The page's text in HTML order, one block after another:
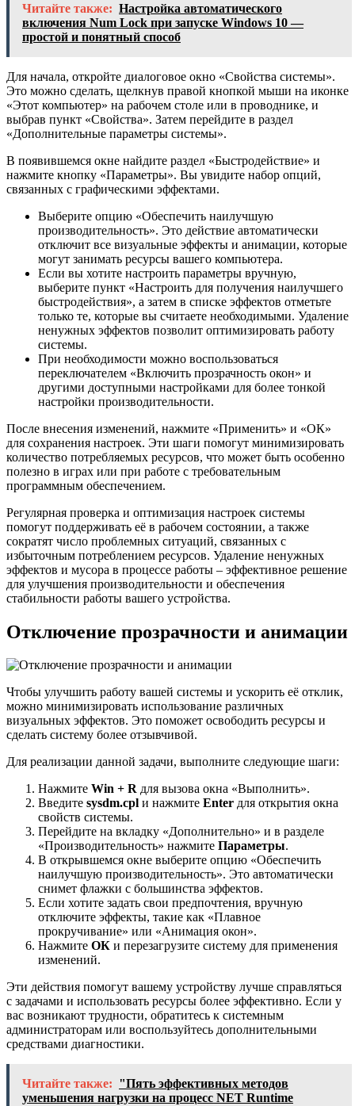
Читайте также: Настройка автоматического
включения Num Lock при запуске Windows 10 —
простой и понятный способ
Для начала, откройте диалоговое окно «Свойства системы».
Это можно сделать, щелкнув правой кнопкой мыши на иконке
«Этот компьютер» на рабочем столе или в проводнике, и
выбрав пункт «Свойства». Затем перейдите в раздел
«Дополнительные параметры системы».
В появившемся окне найдите раздел «Быстродействие» и
нажмите кнопку «Параметры». Вы увидите набор опций,
связанных с графическими эффектами.
Выберите опцию «Обеспечить наилучшую
производительность». Это действие автоматически
отключит все визуальные эффекты и анимации, которые
могут занимать ресурсы вашего компьютера.
Если вы хотите настроить параметры вручную,
выберите пункт «Настроить для получения наилучшего
быстродействия», а затем в списке эффектов отметьте
только те, которые вы считаете необходимыми. Удаление
ненужных эффектов позволит оптимизировать работу
системы.
При необходимости можно воспользоваться
переключателем «Включить прозрачность окон» и
другими доступными настройками для более тонкой
настройки производительности.
После внесения изменений, нажмите «Применить» и «ОК»
для сохранения настроек. Эти шаги помогут минимизировать
количество потребляемых ресурсов, что может быть особенно
полезно в играх или при работе с требовательным
программным обеспечением.
Регулярная проверка и оптимизация настроек системы
помогут поддерживать её в рабочем состоянии, а также
сократят число проблемных ситуаций, связанных с
избыточным потреблением ресурсов. Удаление ненужных
эффектов и мусора в процессе работы – эффективное решение
для улучшения производительности и обеспечения
стабильности работы вашего устройства.
Отключение прозрачности и анимации
Чтобы улучшить работу вашей системы и ускорить её отклик,
можно минимизировать использование различных
визуальных эффектов. Это поможет освободить ресурсы и
сделать систему более отзывчивой.
Для реализации данной задачи, выполните следующие шаги:
Нажмите Win + R для вызова окна «Выполнить».
Введите sysdm.cpl и нажмите Enter для открытия окна
свойств системы.
Перейдите на вкладку «Дополнительно» и в разделе
«Производительность» нажмите Параметры.
В открывшемся окне выберите опцию «Обеспечить
наилучшую производительность». Это автоматически
снимет флажки с большинства эффектов.
Если хотите задать свои предпочтения, вручную
отключите эффекты, такие как «Плавное
прокручивание» или «Анимация окон».
Нажмите ОК и перезагрузите систему для применения
изменений.
Эти действия помогут вашему устройству лучше справляться
с задачами и использовать ресурсы более эффективно. Если у
вас возникают трудности, обратитесь к системным
администраторам или воспользуйтесь дополнительными
средствами диагностики.
Читайте также: "Пять эффективных методов
уменьшения нагрузки на процесс NET Runtime